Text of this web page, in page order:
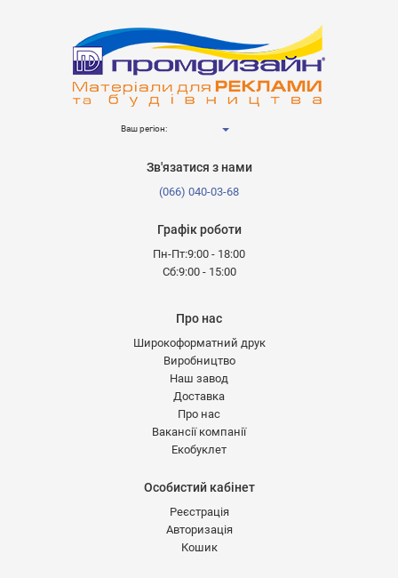
Ваш регіон:
Зв'язатися з нами
(066) 040-03-68
Графік роботи
Пн-Пт:9:00 - 18:00
Сб:9:00 - 15:00
Про нас
Широкоформатний друк
Виробництво
Наш завод
Доставка
Про нас
Вакансії компанії
Екобуклет
Особистий кабінет
Реєстрація
Авторизація
Кошик